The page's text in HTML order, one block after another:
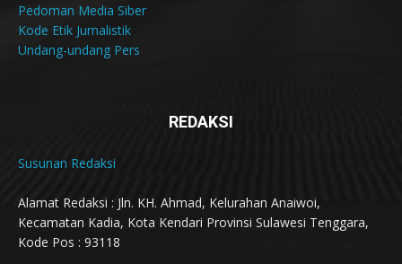
Pedoman Media Siber
Kode Etik Jurnalistik
Undang-undang Pers
REDAKSI
Susunan Redaksi
Alamat Redaksi : Jln. KH. Ahmad, Kelurahan Anaiwoi,
Kecamatan Kadia, Kota Kendari Provinsi Sulawesi Tenggara,
Kode Pos : 93118